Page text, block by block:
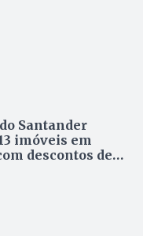
Santander
imóveis em
descontos de